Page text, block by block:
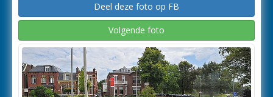
Deel deze foto op FB
Volgende foto